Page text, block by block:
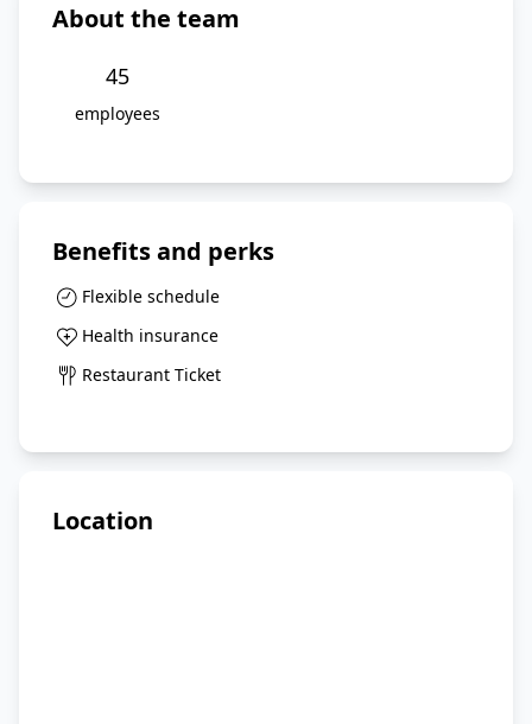
About the team
45
employees
Benefits and perks
Flexible schedule
Health insurance
Restaurant Ticket
Location